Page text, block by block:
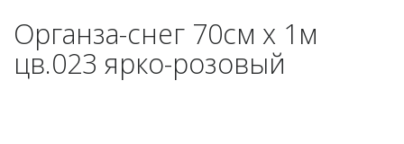
Органза-снег 70см х 1м
цв.023 ярко-розовый